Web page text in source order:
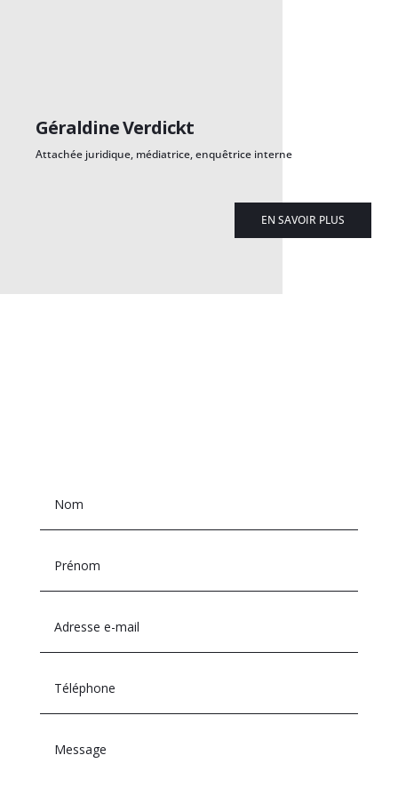
Géraldine Verdickt
Attachée juridique, médiatrice, enquêtrice interne
EN SAVOIR PLUS